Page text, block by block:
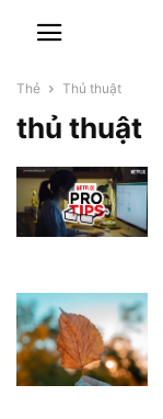
Thẻ Thủ thuật
thủ thuật